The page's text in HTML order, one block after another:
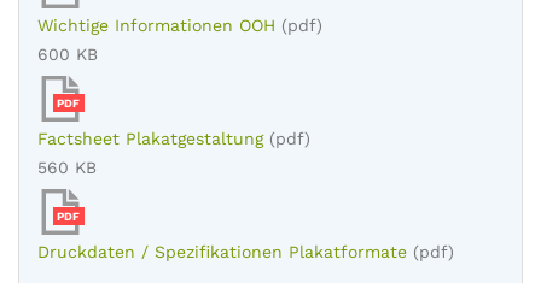
Wichtige Informationen OOH (pdf)
600 KB
PDF
Factsheet Plakatgestaltung (pdf)
560 KB
PDF
Druckdaten / Spezifikationen Plakatformate (pdf)